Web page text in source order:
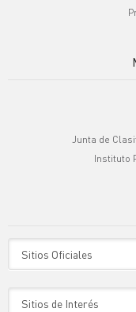
Junta de
Instituto